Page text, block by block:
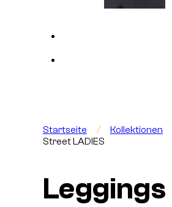
Startseite / Kollektionen
Street LADIES
Leggings